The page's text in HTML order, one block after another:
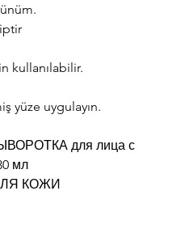
kullanılabilir.
yüze uygulayın.
для лица с
мл
КОЖИ